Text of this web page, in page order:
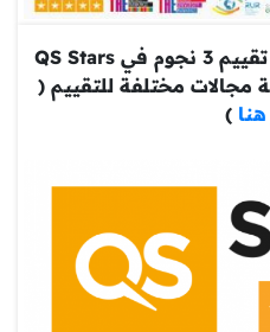
حصول جامعة الكفيل على تقييم 3 نجوم في QS Stars
هنا)